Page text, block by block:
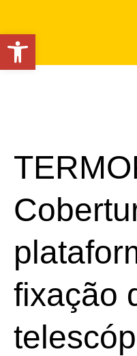
fixação
Open toolbar